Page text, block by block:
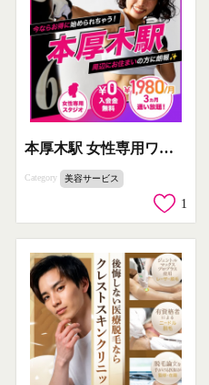
本厚木駅 女性専用ワークアウトスタジオ
Category 美容サービス
1